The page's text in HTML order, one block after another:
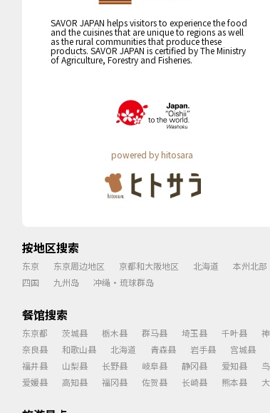
SAVOR JAPAN helps visitors to experience the food
and the cuisines that are unique to regions as well
as the rural communities that produce these
products. SAVOR JAPAN is certified by The Ministry
of Agriculture, Forestry and Fisheries.
powered by hitosara
按地区搜索
东京 东京周边地区 京都和大阪地区 北海道 本州北部
四国
九州岛 冲绳・琉球群岛
餐馆搜索
东京都 茨城县 栃木县 群马县 埼玉县 千叶县
奈良县
和歌山县 北海道 青森县 岩手县 宫城县
福井县
山梨县 长野县 岐阜县 静冈县 爱知县
爱媛县
高知县 福冈县 佐贺县 长崎县 熊本县